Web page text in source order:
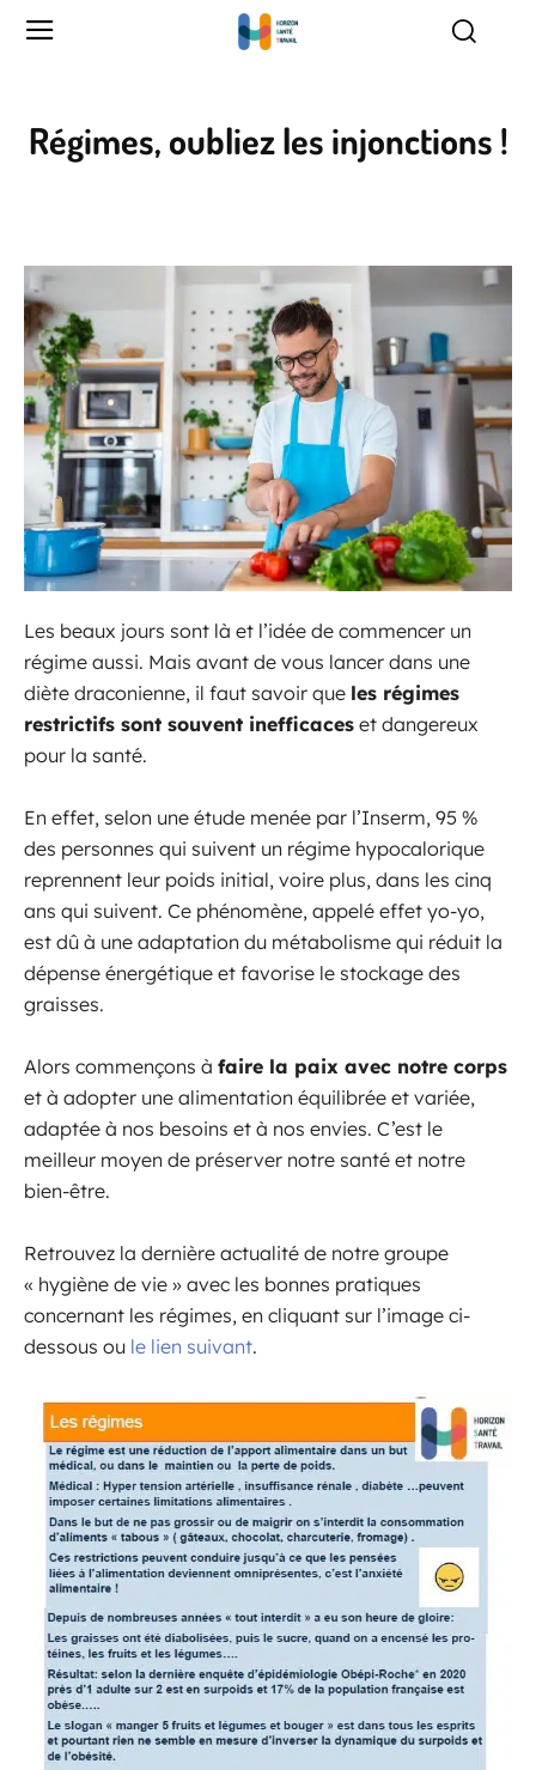
Régimes, oubliez les injonctions !
Les beaux jours sont là et l’idée de commencer un
régime aussi. Mais avant de vous lancer dans une
diète draconienne, il faut savoir que les régimes
restrictifs sont souvent inefficaces et dangereux
pour la santé.
En effet, selon une étude menée par l’Inserm, 95 %
des personnes qui suivent un régime hypocalorique
reprennent leur poids initial, voire plus, dans les cinq
ans qui suivent. Ce phénomène, appelé effet yo-yo,
est dû à une adaptation du métabolisme qui réduit la
dépense énergétique et favorise le stockage des
graisses.
Alors commençons à faire la paix avec notre corps
et à adopter une alimentation équilibrée et variée,
adaptée à nos besoins et à nos envies. C’est le
meilleur moyen de préserver notre santé et notre
bien-être.
Retrouvez la dernière actualité de notre groupe
« hygiène de vie » avec les bonnes pratiques
concernant les régimes, en cliquant sur l’image ci-
dessous ou le lien suivant.